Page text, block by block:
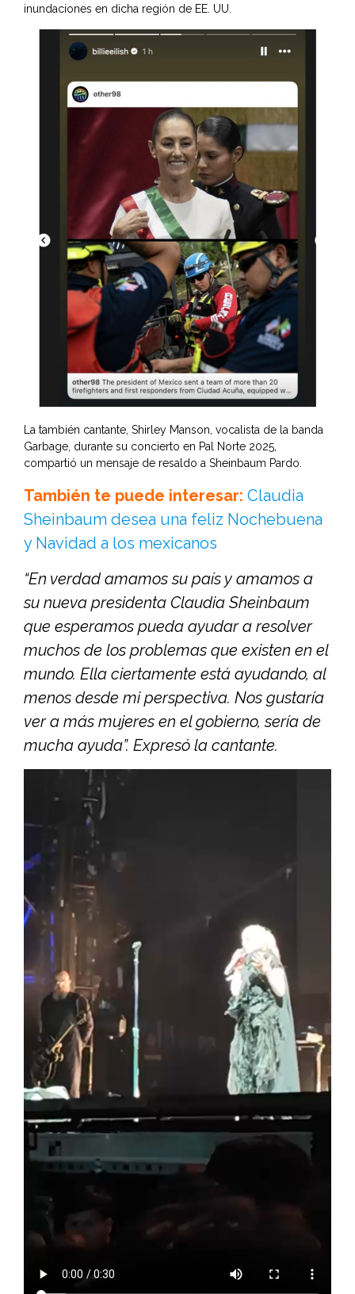
inundaciones en dicha región de EE. UU.
La también cantante, Shirley Manson, vocalista de la banda
Garbage, durante su concierto en Pal Norte 2025,
compartió un mensaje de resaldo a Sheinbaum Pardo.
También te puede interesar: Claudia
Sheinbaum desea una feliz Nochebuena
y Navidad a los mexicanos
“En verdad amamos su país y amamos a
su nueva presidenta Claudia Sheinbaum
que esperamos pueda ayudar a resolver
muchos de los problemas que existen en el
mundo. Ella ciertamente está ayudando, al
menos desde mi perspectiva. Nos gustaría
ver a más mujeres en el gobierno, sería de
mucha ayuda”. Expresó la cantante.